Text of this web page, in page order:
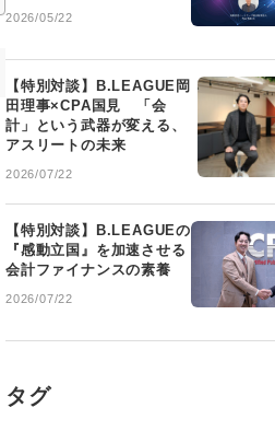
2026/05/22
【特別対談】B.LEAGUE岡
田理事×CPA国見 「会
計」という武器が変える、
アスリートの未来
2026/07/22
【特別対談】B.LEAGUEの
『感動立国』を加速させる
会計ファイナンスの素養
2026/07/22
タグ